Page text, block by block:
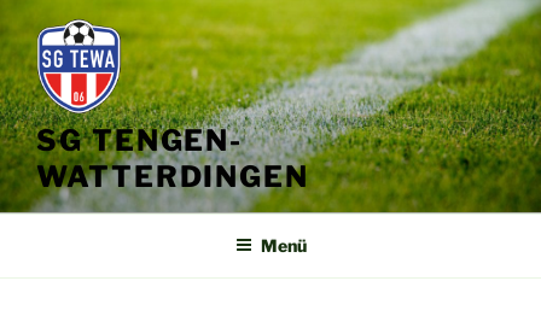
Inhalt
springen
SG TENGEN-
WATTERDINGEN
Menü